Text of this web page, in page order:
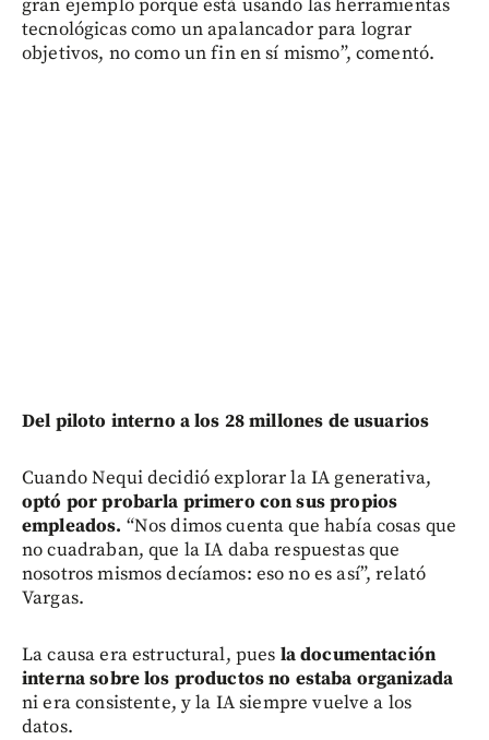
gran ejemplo porque está usando las herramientas
tecnológicas como un apalancador para lograr
objetivos, no como un fin en sí mismo”, comentó.
Del piloto interno a los 28 millones de usuarios
Cuando Nequi decidió explorar la IA generativa,
optó por probarla primero con sus propios
empleados. “Nos dimos cuenta que había cosas que
no cuadraban, que la IA daba respuestas que
nosotros mismos decíamos: eso no es así”, relató
Vargas.
La causa era estructural, pues la documentación
interna sobre los productos no estaba organizada
ni era consistente, y la IA siempre vuelve a los
datos.